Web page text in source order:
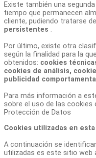
Existe también una
tiempo que permanecen
cliente, pudiendo tratarse de
persistentes .
Por último, existe otra
según la finalidad para la
obtenidos: cookies
cookies de análisis,
publicidad comportamental
Para más información a
sobre el uso de las cookies
Protección de Datos
Cookies utilizadas en esta
A continuación se
utilizadas es este sitio web